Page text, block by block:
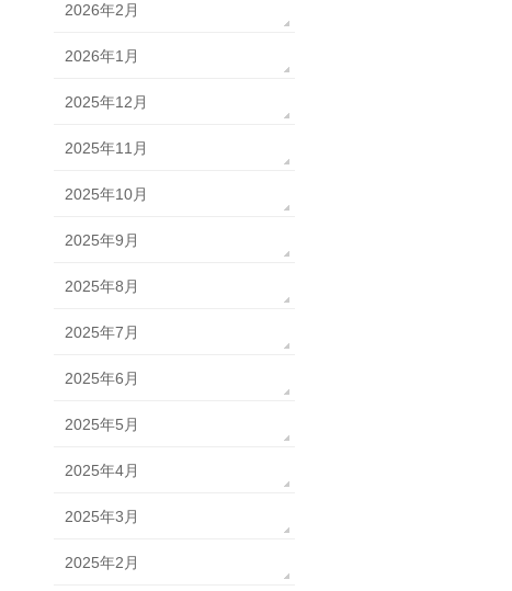
2026年2月
2026年1月
2025年12月
2025年11月
2025年10月
2025年9月
2025年8月
2025年7月
2025年6月
2025年5月
2025年4月
2025年3月
2025年2月